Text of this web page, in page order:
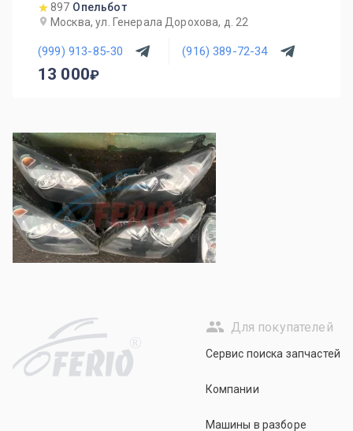
897 Опельбот
Москва, ул. Генерала Дорохова, д. 22
(999) 913-85-30 (916) 389-72-34
13 000
R
Для покупателей
Сервис поиска запчастей
Компании
Машины в разборе